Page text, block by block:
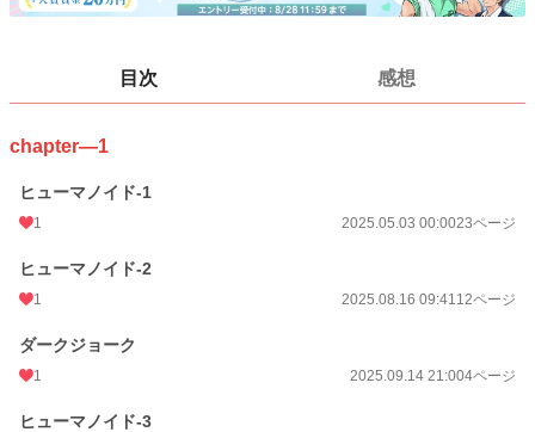
ページ数 84
初回公開日時 2025.05.03 00:00
週間ポイント
月間ポイント 28 pt (819 位)
年間ポイント
累計ポイント 6,999 pt (998 位)
目次 感想
chapter―1
ヒューマノイド-1
1 2025.05.03 00:0023ページ
ヒューマノイド-2
1 2025.08.16 09:4112ページ
ダークジョーク
1 2025.09.14 21:004ページ
ヒューマノイド-3